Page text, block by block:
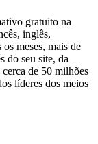
gratuito na
inglês,
meses, mais de
do seu site, da
de 50 milhões
líderes dos meios